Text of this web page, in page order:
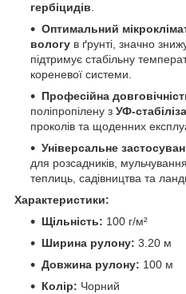
гербіцидів.
Оптимальний
вологу в ґрунті, значно
підтримує стабільну
кореневої системи.
Професійна
поліпропілену з УФ-
проколів та щоденних
Універсальне
для розсадників,
теплиць, садівництва та
Характеристики:
Щільність: 100 г/м²
Ширина рулону: 3.20 м
Довжина рулону: 100 м
Колір: Чорний